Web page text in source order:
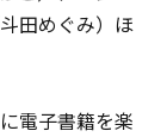
田めぐみ）ほ
電子書籍を楽